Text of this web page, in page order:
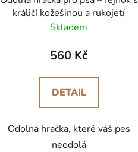
králičí kožešinou a rukojetí
Skladem
560 Kč
DETAIL
Odolná hračka, které váš pes
neodolá